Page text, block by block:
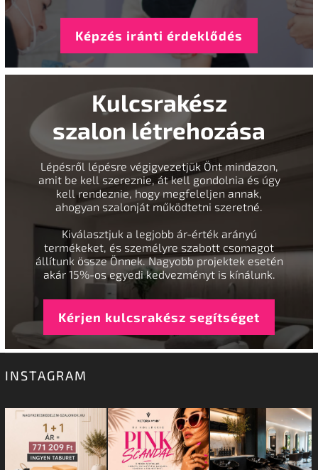
Képzés iránti érdeklődés
Kulcsrakész
szalon létrehozása
Lépésről lépésre végigvezetjük Önt mindazon,
amit be kell szereznie, át kell gondolnia és úgy
kell rendeznie, hogy megfeleljen annak,
ahogyan szalonját működtetni szeretné.
Kiválasztjuk a legjobb ár-érték arányú
termékeket, és személyre szabott csomagot
állítunk össze Önnek. Nagyobb projektek esetén
akár 15%-os egyedi kedvezményt is kínálunk.
Kérjen kulcsrakész segítséget
INSTAGRAM